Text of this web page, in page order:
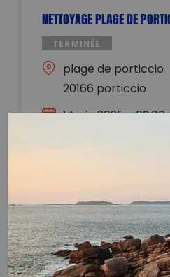
NETTOYAGE PLAGE DE
TERMINÉE
plage de porticcio
20166 porticcio
14 juin 2025 - 09:00
Évènement proposé
Corsica Clean Nature